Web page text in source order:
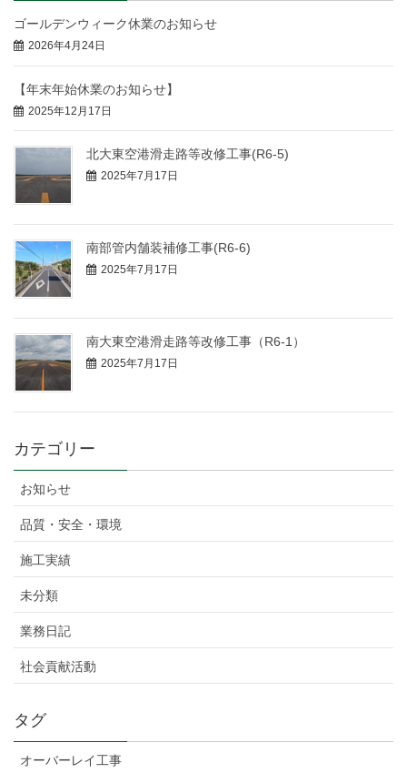
ゴールデンウィーク休業のお知らせ
2026年4月24日
【年末年始休業のお知らせ】
2025年12月17日
北大東空港滑走路等改修工事(R6-5)
2025年7月17日
南部管内舗装補修工事(R6-6)
2025年7月17日
南大東空港滑走路等改修工事（R6-1）
2025年7月17日
カテゴリー
お知らせ
品質・安全・環境
施工実績
未分類
業務日記
社会貢献活動
タグ
オーバーレイ工事